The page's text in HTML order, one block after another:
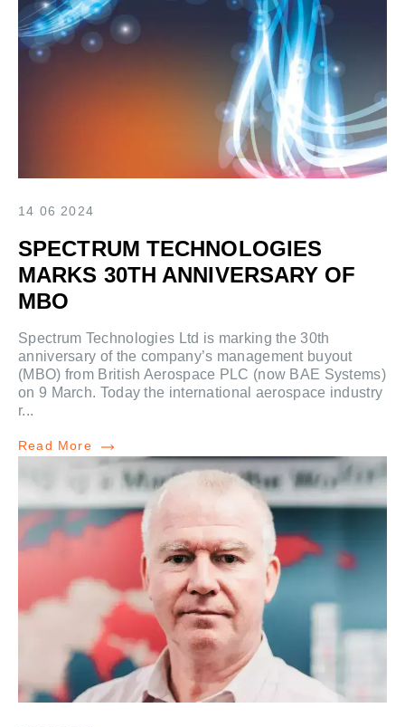
14 06 2024
SPECTRUM TECHNOLOGIES
MARKS 30TH ANNIVERSARY OF
MBO
Spectrum Technologies Ltd is marking the 30th
anniversary of the company’s management buyout
(MBO) from British Aerospace PLC (now BAE Systems)
on 9 March. Today the international aerospace industry
r...
Read More